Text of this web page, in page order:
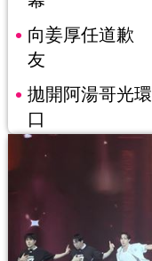
向姜厚任道歉
友
拋開阿湯哥光
口